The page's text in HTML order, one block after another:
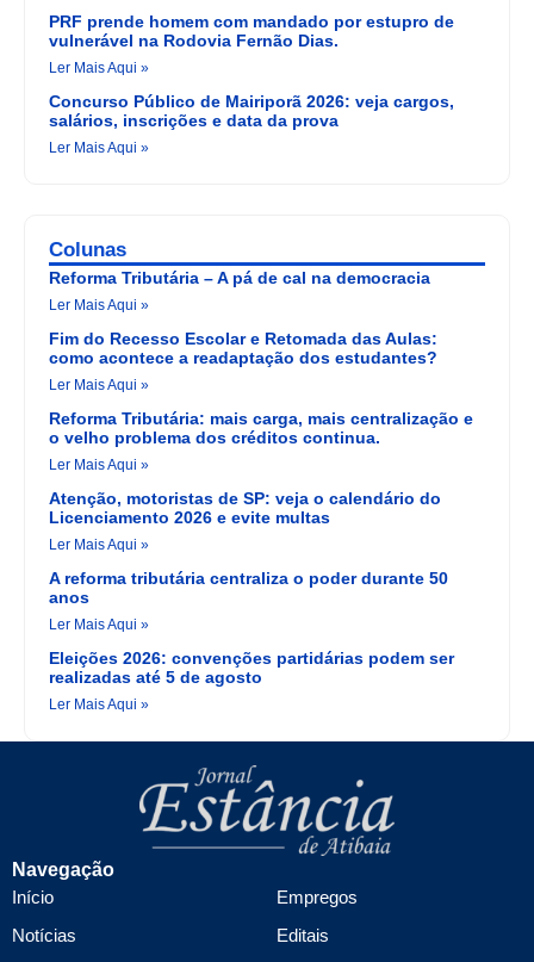
PRF prende homem com mandado por estupro de
vulnerável na Rodovia Fernão Dias.
Ler Mais Aqui »
Concurso Público de Mairiporã 2026: veja cargos,
salários, inscrições e data da prova
Ler Mais Aqui »
Colunas
Reforma Tributária – A pá de cal na democracia
Ler Mais Aqui »
Fim do Recesso Escolar e Retomada das Aulas:
como acontece a readaptação dos estudantes?
Ler Mais Aqui »
Reforma Tributária: mais carga, mais centralização e
o velho problema dos créditos continua.
Ler Mais Aqui »
Atenção, motoristas de SP: veja o calendário do
Licenciamento 2026 e evite multas
Ler Mais Aqui »
A reforma tributária centraliza o poder durante 50
anos
Ler Mais Aqui »
Eleições 2026: convenções partidárias podem ser
realizadas até 5 de agosto
Ler Mais Aqui »
Navegação
Início
Notícias
Empregos
Editais